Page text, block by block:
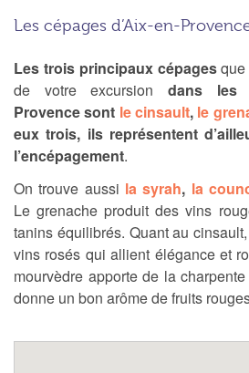
Les cépages d’Aix-en-
Les trois principaux cépagesque
de votre excursion dans les
Provence sont le cinsault, le
eux trois, ils représentent
l’encépagement.
On trouve aussi la syrah, la
Le grenache produit des vins
tanins équilibrés. Quant au
vins rosés qui allient élégance et
mourvèdre apporte de la
donne un bon arôme de fruits